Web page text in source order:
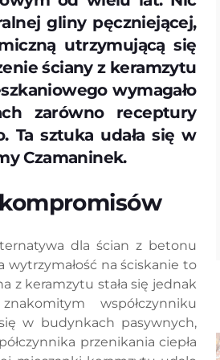
gliny pęczniejącej,
utrzymującą się
ściany z keramzytu
wymagało
zarówno receptury
Ta sztuka udała się w
Czamaninek.
dla ścian z betonu
na ściskanie to
z keramzytu stała się jednak
współczynniku
w budynkach pasywnych,
przenikania ciepła